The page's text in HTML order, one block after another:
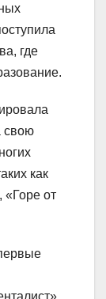
где
свою
как
«Горе от